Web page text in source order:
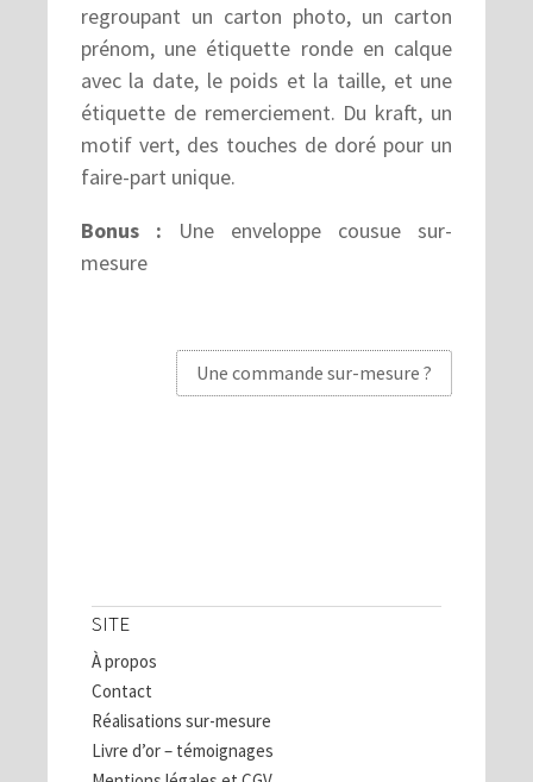
regroupant un carton photo, un carton
prénom, une étiquette ronde en calque
avec la date, le poids et la taille, et une
étiquette de remerciement. Du kraft, un
motif vert, des touches de doré pour un
faire-part unique.
Bonus : Une enveloppe cousue sur-
mesure
Une commande sur-mesure ?
SITE
À propos
Contact
Réalisations sur-mesure
Livre d’or – témoignages